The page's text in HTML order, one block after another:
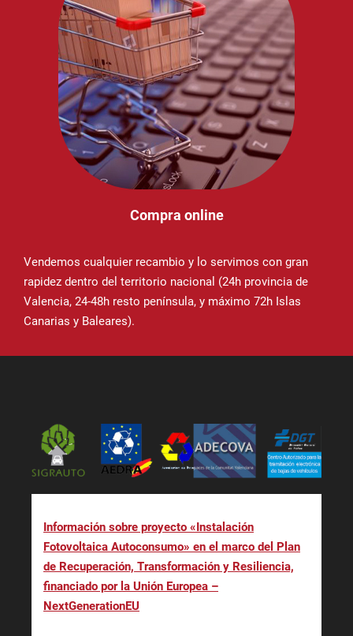
Compra online
Vendemos cualquier recambio y lo servimos con gran
rapidez dentro del territorio nacional (24h provincia de
Valencia, 24-48h resto península, y máximo 72h Islas
Canarias y Baleares).
Información sobre proyecto «Instalación
Fotovoltaica Autoconsumo» en el marco del Plan
de Recuperación, Transformación y Resiliencia,
financiado por la Unión Europea –
NextGenerationEU